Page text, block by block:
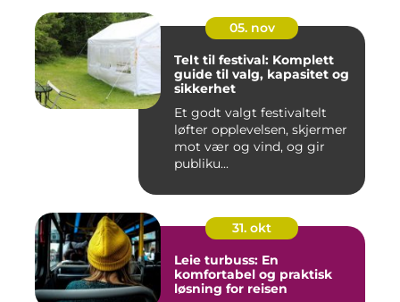
05. nov
Telt til festival: Komplett
guide til valg, kapasitet og
sikkerhet
Et godt valgt festivaltelt
løfter opplevelsen, skjermer
mot vær og vind, og gir
publiku...
31. okt
Leie turbuss: En
komfortabel og praktisk
løsning for reisen